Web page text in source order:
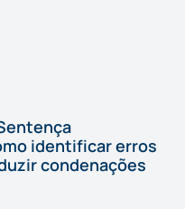
identificar erros
condenações